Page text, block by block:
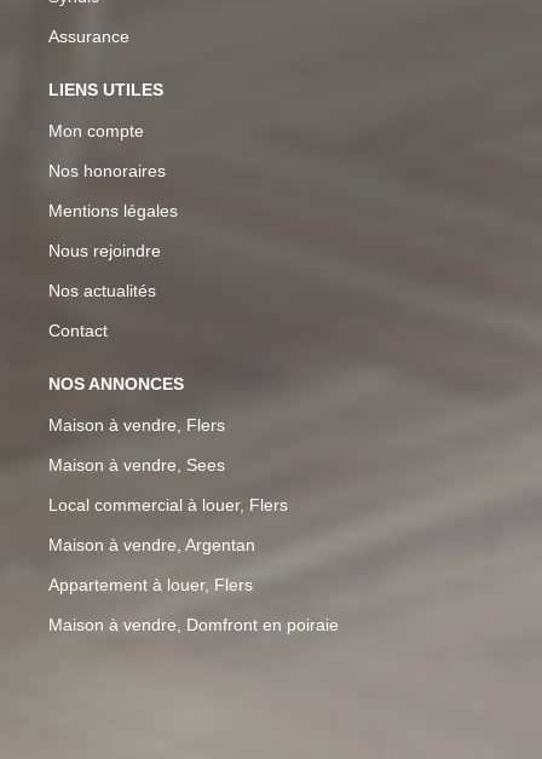
Assurance
LIENS UTILES
Mon compte
Nos honoraires
Mentions légales
Nous rejoindre
Nos actualités
Contact
NOS ANNONCES
Maison à vendre, Flers
Maison à vendre, Sees
Local commercial à louer, Flers
Maison à vendre, Argentan
Appartement à louer, Flers
Maison à vendre, Domfront en poiraie